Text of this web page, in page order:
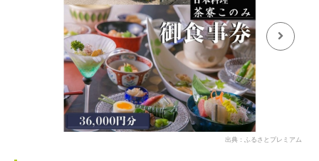
出典：ふるさとプレミアム